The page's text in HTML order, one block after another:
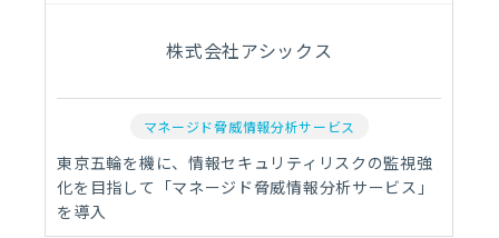
株式会社アシックス
マネージド脅威情報分析サービス
東京五輪を機に、情報セキュリティリスクの監視強
化を目指して「マネージド脅威情報分析サービス」
を導入